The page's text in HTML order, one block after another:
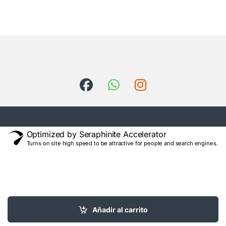
Añadir al carrito
Optimized by Seraphinite Accelerator
Turns on site high speed to be attractive for people and search engines.